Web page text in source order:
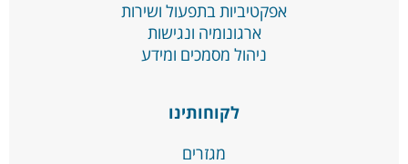
אפקטיביות בתפעול ושירות
ארגונומיה ונגישות
ניהול מסמכים ומידע
לקוחותינו
מגזרים